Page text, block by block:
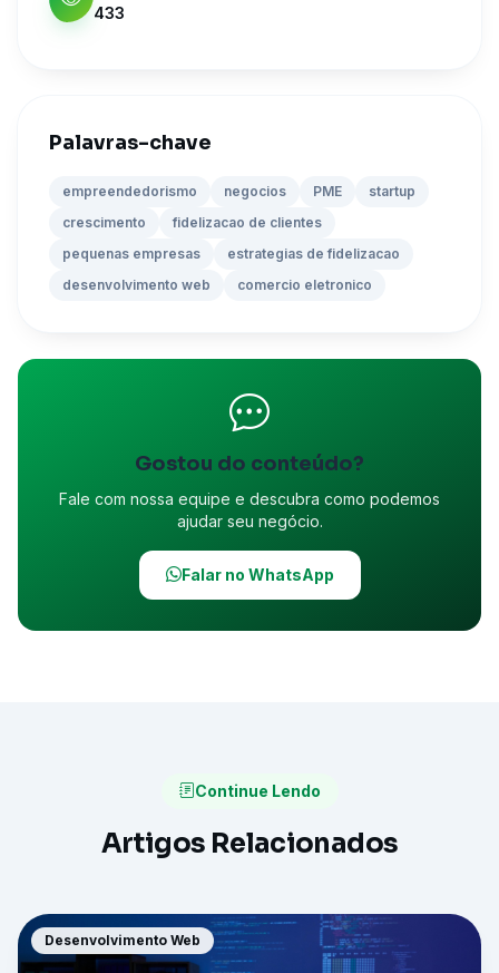
433
Palavras-chave
empreendedorismo negocios PME
startup
crescimento
fidelizacao de clientes
pequenas empresas
estrategias de fidelizacao
desenvolvimento web
comercio eletronico
Gostou do conteúdo?
Fale com nossa equipe e descubra como podemos
ajudar seu negócio.
Falar no WhatsApp
Continue Lendo
Artigos Relacionados
Desenvolvimento Web